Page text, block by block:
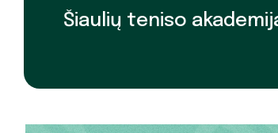
Šiaulių teniso